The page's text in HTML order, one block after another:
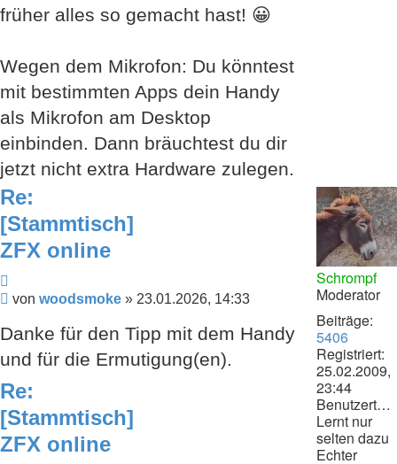
früher alles so gemacht hast! 😀
Wegen dem Mikrofon: Du könntest
mit bestimmten Apps dein Handy
als Mikrofon am Desktop
einbinden. Dann bräuchtest du dir
jetzt nicht extra Hardware zulegen.
Re:
[Stammtisch]
ZFX online
Beitrag
von woodsmoke » 23.01.2026, 14:33
Danke für den Tipp mit dem Handy
und für die Ermutigung(en).
Schrompf
Moderator
Beiträge:
5406
Registriert:
25.02.2009,
23:44
Benutzertext:
Lernt nur
selten dazu
Echter
Re:
[Stammtisch]
ZFX online